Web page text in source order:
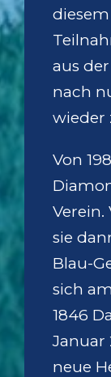
aus
nach
wieder
Von
Verein.
sie
Blau-
sich
1846
Januar
neue